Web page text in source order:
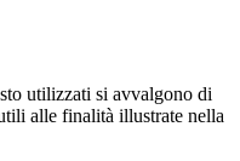
utilizzati si avvalgono di
alle finalità illustrate nella